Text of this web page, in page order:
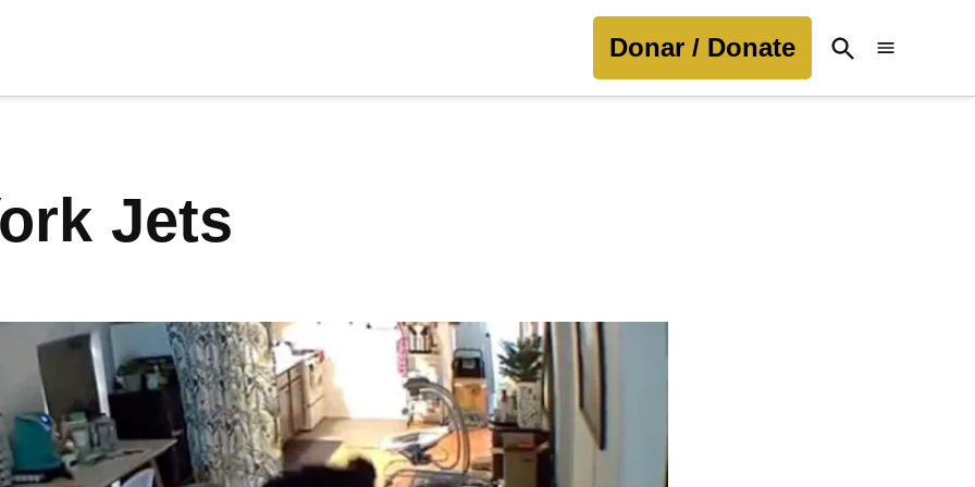
Donar
Donar / Donate
Open
Search
Jets